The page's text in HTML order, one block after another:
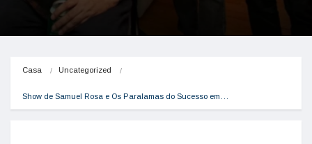
Casa Uncategorized
Show de Samuel Rosa e Os Paralamas do Sucesso em…